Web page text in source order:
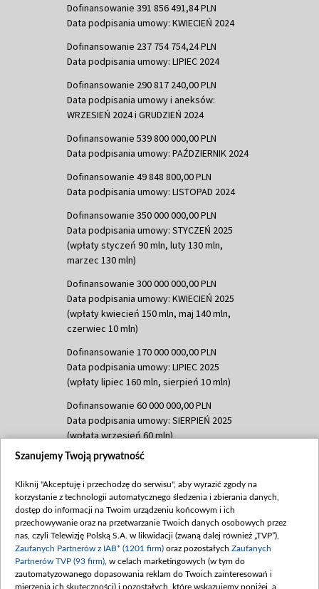
Dofinansowanie 391 856 491,84 PLN
Data podpisania umowy: KWIECIEŃ 2024
Dofinansowanie 237 754 754,24 PLN
Data podpisania umowy: LIPIEC 2024
Dofinansowanie 290 817 240,00 PLN
Data podpisania umowy i aneksów:
WRZESIEŃ 2024 i GRUDZIEŃ 2024
Dofinansowanie 539 800 000,00 PLN
Data podpisania umowy: PAŹDZIERNIK 2024
Dofinansowanie 49 848 800,00 PLN
Data podpisania umowy: LISTOPAD 2024
Dofinansowanie 350 000 000,00 PLN
Data podpisania umowy: STYCZEŃ 2025
(wpłaty styczeń 90 mln, luty 130 mln,
marzec 130 mln)
Dofinansowanie 300 000 000,00 PLN
Data podpisania umowy: KWIECIEŃ 2025
(wpłaty kwiecień 150 mln, maj 140 mln,
czerwiec 10 mln)
Dofinansowanie 170 000 000,00 PLN
Data podpisania umowy: LIPIEC 2025
(wpłaty lipiec 160 mln, sierpień 10 mln)
Dofinansowanie 60 000 000,00 PLN
Data podpisania umowy: SIERPIEŃ 2025
(wpłata wrzesień 60 mln)
Dofinansowanie 635 783 051,21 PLN
(wpłata wrzesień 100 mln, październik 350
mln, listopad 265 mln)
Dofinansowanie 48 862 000,00 PLN
Data podpisania umowy: GRUDZIEŃ 2025
(wpłata grudzień 60,548 mln)
Dofinansowanie 900 000 000,00 PLN
Szanujemy Twoją prywatność
Kliknij "Akceptuję i przechodzę do serwisu", aby wyrazić zgody na
korzystanie z technologii automatycznego śledzenia i zbierania danych,
dostęp do informacji na Twoim urządzeniu końcowym i ich
przechowywanie oraz na przetwarzanie Twoich danych osobowych przez
nas, czyli Telewizję Polską S.A. w likwidacji (zwaną dalej również „TVP”),
Zaufanych Partnerów z IAB* (1201 firm) oraz pozostałych Zaufanych
Partnerów TVP (93 firm) , w celach marketingowych (w tym do
zautomatyzowanego dopasowania reklam do Twoich zainteresowań i
mierzenia ich skuteczności) i pozostałych, które wskazujemy poniżej, a